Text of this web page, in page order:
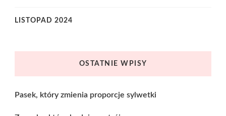
LISTOPAD 2024
OSTATNIE WPISY
Pasek, który zmienia proporcje sylwetki